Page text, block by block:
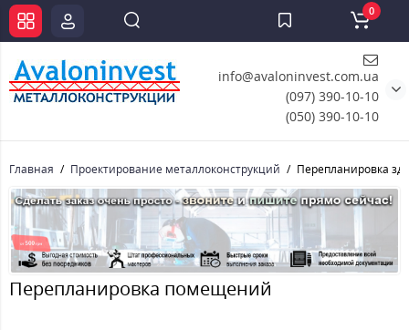
info@avaloninvest.com.ua
(097) 390-10-10
(050) 390-10-10
0
Главная Проектирование металлоконструкций Перепланировка
Перепланировка помещений